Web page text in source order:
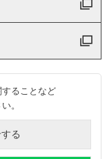
ることなど
。
る